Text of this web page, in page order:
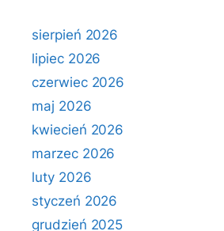
sierpień 2026
lipiec 2026
czerwiec 2026
maj 2026
kwiecień 2026
marzec 2026
luty 2026
styczeń 2026
grudzień 2025